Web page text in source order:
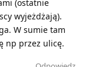
(ostatnie
wyjeżdżają).
W sumie tam
np przez ulicę.